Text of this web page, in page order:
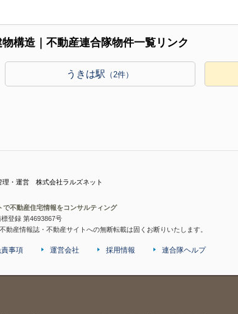
構造｜不動産連合隊物件一覧リンク
うきは駅 （2件）
理・運営 株式会社ラルズネット
不動産住宅情報をコンサルティング
登録 第4693867号
産情報誌・不動産サイトへの無断転載は固くお断りいたします。
事項 運営会社 採用情報 連合隊ヘルプ